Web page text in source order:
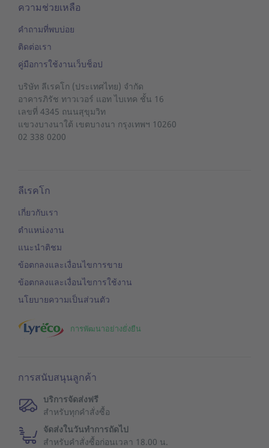
ความช่วยเหลือ
คำถามที่พบบ่อย
ติดต่อเรา
คู่มือการใช้งานเว็บช็อป
บริษัท ลีเรคโก (ประเทศไทย) จำกัด
อาคารภิรัช ทาวเวอร์ แอท ไบเทค ชั้น 16
เลขที่ 4345 ถนนสุขุมวิท
แขวงบางนาใต้ เขตบางนา กรุงเทพฯ 10260
02 338 0200
ลีเรคโก
เกี่ยวกับเรา
ตำแหน่งงาน
แนะนำติชม
ข้อตกลงและเงื่อนไขการขาย
ข้อตกลงและเงื่อนไขการใช้งาน
นโยบายความเป็นส่วนตัว
การพัฒนาอย่างยั่งยืน
การสนับสนุนลูกค้า
บริการจัดส่งฟรี
สำหรับทุกคำสั่งซื้อ
จัดส่งในวันทำการถัดไป
สำหรับคำสั่งซื้อก่อนเวลา 18.00 น.